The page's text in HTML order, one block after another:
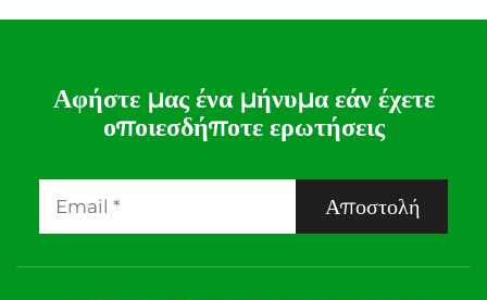
Αφήστε μας ένα μήνυμα εάν έχετε
οποιεσδήποτε ερωτήσεις
Αποστολή